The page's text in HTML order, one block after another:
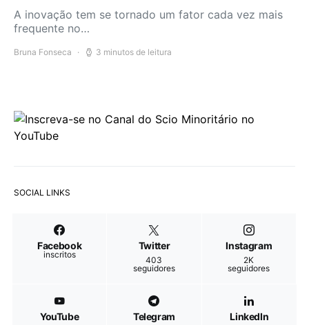
A inovação tem se tornado um fator cada vez mais
frequente no…
Bruna Fonseca 3 minutos de leitura
SOCIAL LINKS
Facebook
inscritos
Twitter
403
seguidores
Instagram
2K
seguidores
YouTube Telegram LinkedIn